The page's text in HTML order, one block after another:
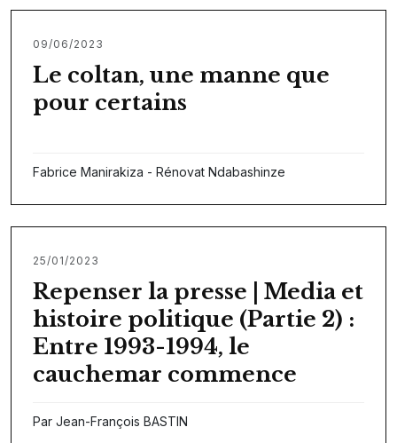
09/06/2023
Le coltan, une manne que
pour certains
Fabrice Manirakiza - Rénovat Ndabashinze
25/01/2023
Repenser la presse | Media et
histoire politique (Partie 2) :
Entre 1993-1994, le
cauchemar commence
Par Jean-François BASTIN